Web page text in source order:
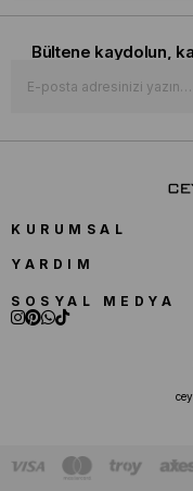
Bültene kaydolun,
KURUMSAL
YARDIM
SOSYAL MEDYA